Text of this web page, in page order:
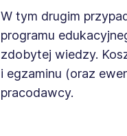
W tym drugim
programu
zdobytej wiedzy.
i egzaminu (oraz
pracodawcy.